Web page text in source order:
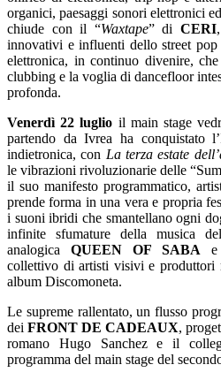
organici, paesaggi sonori elettronici
chiude con il “Waxtape” diCERI
innovativi e influenti dello street
elettronica, in continuo divenire,
clubbing e la voglia di dancefloor
profonda.
Venerdì 22 luglio il main stage
partendo da Ivrea ha conquistato
indietronica, con La terza estate
le vibrazioni rivoluzionarie delle
il suo manifesto programmatico,
prende forma in una vera e propria
i suoni ibridi che smantellano ogni
infinite sfumature della musica
analogica QUEEN OF SABA
collettivo di artisti visivi e produttori
album Discomoneta.
Le supreme rallentato, un flusso
dei FRONT DE CADEAUX,
romano Hugo Sanchez e il
programma del main stage del